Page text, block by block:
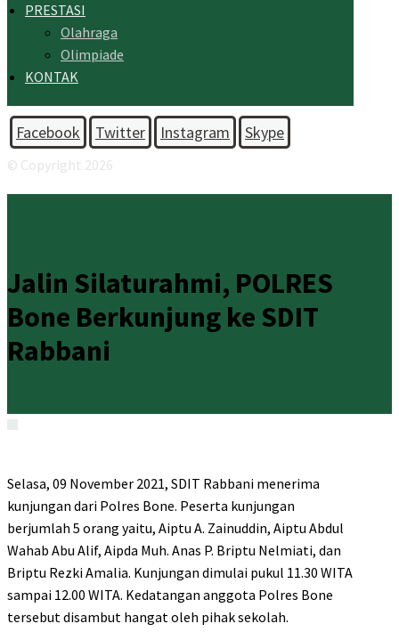
PRESTASI
Olahraga
Olimpiade
KONTAK
Facebook Twitter Instagram Skype
© Copyright 2026
Jalin Silaturahmi, POLRES
Bone Berkunjung ke SDIT
Rabbani
Selasa, 09 November 2021, SDIT Rabbani menerima
kunjungan dari Polres Bone. Peserta kunjungan
berjumlah 5 orang yaitu, Aiptu A. Zainuddin, Aiptu Abdul
Wahab Abu Alif, Aipda Muh. Anas P. Briptu Nelmiati, dan
Briptu Rezki Amalia. Kunjungan dimulai pukul 11.30 WITA
sampai 12.00 WITA. Kedatangan anggota Polres Bone
tersebut disambut hangat oleh pihak sekolah.